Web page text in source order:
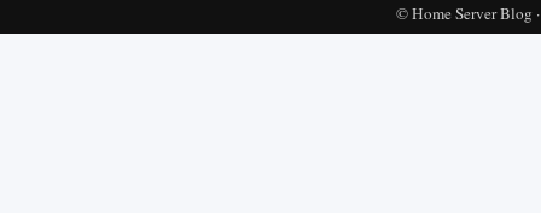
©Home Server Blog